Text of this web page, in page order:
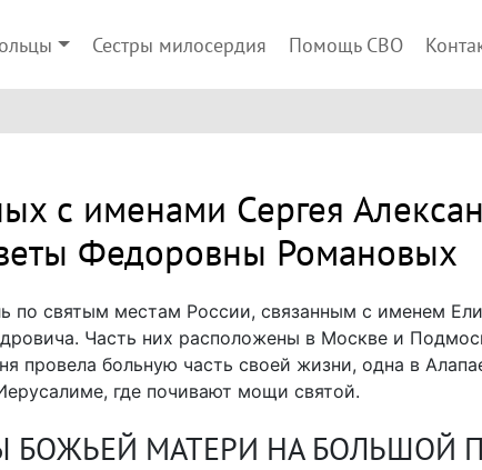
Сестры милосердия Помощь СВО
с именами Сергея
Федоровны Романовых
по святым местам России, связанным с именем
Часть них расположены в Москве и
провела больную часть своей жизни, одна в
где почивают мощи святой.
БОЖЬЕЙ МАТЕРИ НА БОЛЬШОЙ